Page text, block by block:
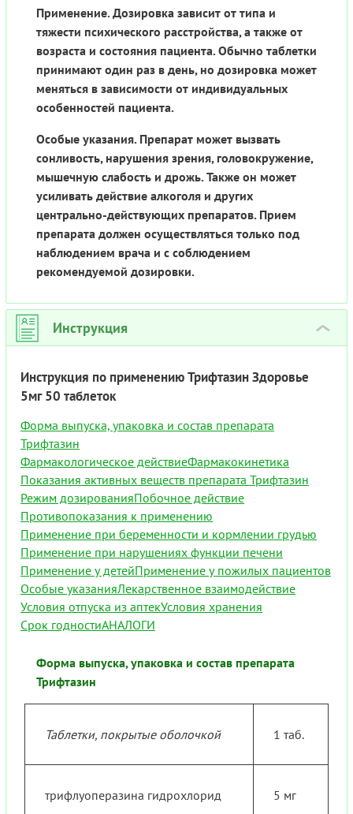
Применение. Дозировка зависит от типа и
тяжести психического расстройства, а также от
возраста и состояния пациента. Обычно таблетки
принимают один раз в день, но дозировка может
меняться в зависимости от индивидуальных
особенностей пациента.
Особые указания. Препарат может вызвать
сонливость, нарушения зрения, головокружение,
мышечную слабость и дрожь. Также он может
усиливать действие алкоголя и других
центрально-действующих препаратов. Прием
препарата должен осуществляться только под
наблюдением врача и с соблюдением
рекомендуемой дозировки.
Инструкция ›
Инструкция по применению Трифтазин Здоровье
5мг 50 таблеток
Форма выпуска, упаковка и состав препарата
Трифтазин
Фармакологическое действиеФармакокинетика
Показания активных веществ препарата Трифтазин
Режим дозированияПобочное действие
Противопоказания к применению
Применение при беременности и кормлении грудью
Применение при нарушениях функции печени
Применение у детейПрименение у пожилых пациентов
Особые указанияЛекарственное взаимодействие
Условия отпуска из аптекУсловия хранения
Срок годностиАНАЛОГИ
Форма выпуска, упаковка и состав препарата
Трифтазин
Таблетки, покрытые оболочкой 1 таб.
трифлуоперазина гидрохлорид 5 мг